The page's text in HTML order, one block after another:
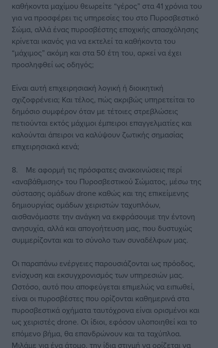
καθήκοντα μαχίμου θεωρείτε “γέρος” στα 41 χρόνια του
για να προσφέρει τις υπηρεσίες του στο Πυροσβεστικό
Σώμα, αλλά ένας πυροσβέστης εποχικής απασχόλησης
κρίνεται ικανός για να εκτελεί τα καθήκοντα του
“μάχιμος” ακόμη και στα 50 έτη του, αρκεί να έχει
προσληφθεί ως οδηγός;
Είναι αυτή επιχειρησιακή λογική ή διοικητική
σχιζοφρένεια; Και τέλος, πώς ακριβώς υπηρετείται το
δημόσιο συμφέρον όταν με τέτοιες στρεβλώσεις
πετιούνται εκτός μάχιμοι έμπειροι επαγγελματίες και
καλούνται άπειροι να καλύψουν ζωτικής σημασίας
επιχειρησιακά κενά;
8. Με αφορμή τις πρόσφατες ανακοινώσεις περί
«αναβάθμισης» του Πυροσβεστικού Σώματος, μέσω της
σύστασης ομάδων drone καθώς και της επικείμενης
δημιουργίας ομάδων χειριστών ταχυπλόων,
αισθανόμαστε την ανάγκη να εκφράσουμε την έντονη
ανησυχία, αλλά και απογοήτευση μας, που δυστυχώς
συμμερίζονται και το σύνολο των συναδέλφων μας.
Οι παραπάνω ενέργειες παρουσιάζονται ως πρόοδος,
ενίσχυση και εκσυγχρονισμός των υπηρεσιών μας.
Ωστόσο, αυτό που αποφεύγεται επιμελώς να ειπωθεί,
είναι οι πυροσβέστες που ορίζονται καθημερινά στα
πυροσβεστικά οχήματα ταυτόχρονα είναι ορισμένοι και
ως χειριστές drone. Οι ίδιοι, εφόσον υλοποιηθεί και το
επόμενο βήμα, θα επανδρώνουν και τα ταχύπλοα.
Μιλάμε για ένα άτομο, την ίδια στιγμή να ορίζεται να